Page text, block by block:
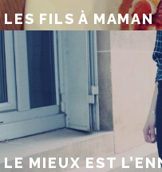
LES FILS À MAMAN
LE MIEUX EST